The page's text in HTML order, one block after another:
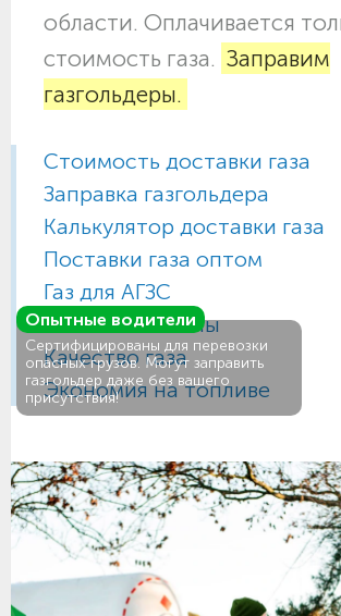
области. Оплачивается
стоимость газа. Заправим
газгольдеры.
Стоимость доставки газа
Заправка газгольдера
Калькулятор доставки газа
Поставки газа оптом
Газ для АГЗС
Газовые баллоны
Качество газа
Экономия на топливе
Опытные водители
Сертифицированы для перевозки
опасных грузов. Могут заправить
газгольдер даже без вашего
присутствия!